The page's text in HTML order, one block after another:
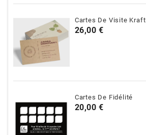
Cartes De Visite Kraft
26,00 €Prix
Cartes De Fidélité
20,00 €Prix